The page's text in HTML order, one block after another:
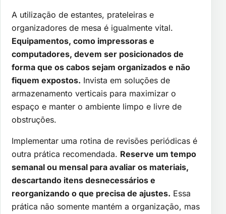
A utilização de estantes, prateleiras e
organizadores de mesa é igualmente vital.
Equipamentos, como impressoras e
computadores, devem ser posicionados de
forma que os cabos sejam organizados e não
fiquem expostos. Invista em soluções de
armazenamento verticais para maximizar o
espaço e manter o ambiente limpo e livre de
obstruções.
Implementar uma rotina de revisões periódicas é
outra prática recomendada. Reserve um tempo
semanal ou mensal para avaliar os materiais,
descartando itens desnecessários e
reorganizando o que precisa de ajustes. Essa
prática não somente mantém a organização, mas